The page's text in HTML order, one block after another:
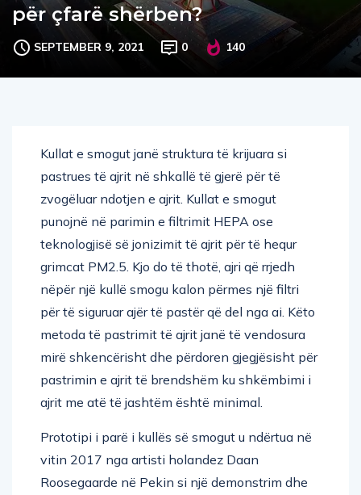
për çfarë shërben?
SEPTEMBER 9, 2021 0 140
Kullat e smogut janë struktura të krijuara si
pastrues të ajrit në shkallë të gjerë për të
zvogëluar ndotjen e ajrit. Kullat e smogut
punojnë në parimin e filtrimit HEPA ose
teknologjisë së jonizimit të ajrit për të hequr
grimcat PM2.5. Kjo do të thotë, ajri që rrjedh
nëpër një kullë smogu kalon përmes një filtri
për të siguruar ajër të pastër që del nga ai. Këto
metoda të pastrimit të ajrit janë të vendosura
mirë shkencërisht dhe përdoren gjegjësisht për
pastrimin e ajrit të brendshëm ku shkëmbimi i
ajrit me atë të jashtëm është minimal.
Prototipi i parë i kullës së smogut u ndërtua në
vitin 2017 nga artisti holandez Daan
Roosegaarde në Pekin si një demonstrim dhe